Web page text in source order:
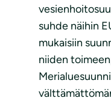
suhde näihin
mukaisiin
niiden